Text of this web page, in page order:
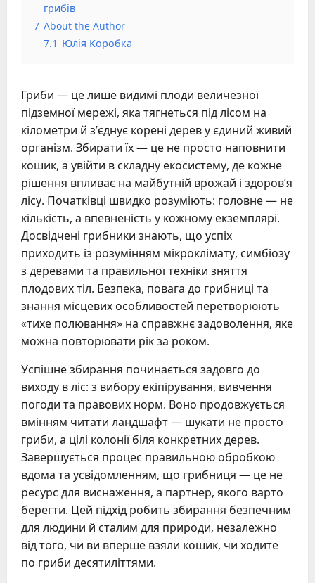
грибів
7 About the Author
7.1 Юлія Коробка
Гриби — це лише видимі плоди величезної
підземної мережі, яка тягнеться під лісом на
кілометри й з’єднує корені дерев у єдиний живий
організм. Збирати їх — це не просто наповнити
кошик, а увійти в складну екосистему, де кожне
рішення впливає на майбутній врожай і здоров’я
лісу. Початківці швидко розуміють: головне — не
кількість, а впевненість у кожному екземплярі.
Досвідчені грибники знають, що успіх
приходить із розумінням мікроклімату, симбіозу
з деревами та правильної техніки зняття
плодових тіл. Безпека, повага до грибниці та
знання місцевих особливостей перетворюють
«тихе полювання» на справжнє задоволення, яке
можна повторювати рік за роком.
Успішне збирання починається задовго до
виходу в ліс: з вибору екіпірування, вивчення
погоди та правових норм. Воно продовжується
вмінням читати ландшафт — шукати не просто
гриби, а цілі колонії біля конкретних дерев.
Завершується процес правильною обробкою
вдома та усвідомленням, що грибниця — це не
ресурс для виснаження, а партнер, якого варто
берегти. Цей підхід робить збирання безпечним
для людини й сталим для природи, незалежно
від того, чи ви вперше взяли кошик, чи ходите
по гриби десятиліттями.